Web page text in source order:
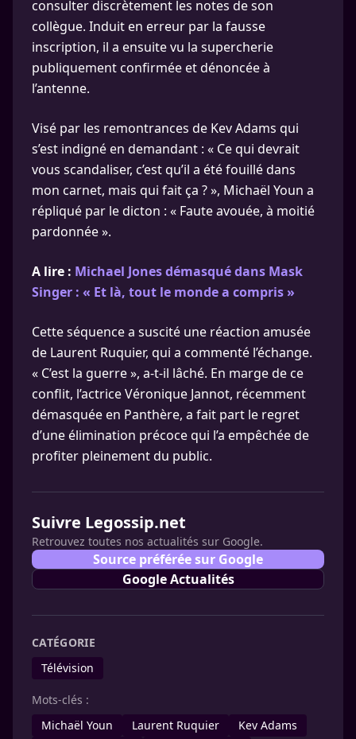
consulter discrètement les notes de son
collègue. Induit en erreur par la fausse
inscription, il a ensuite vu la supercherie
publiquement confirmée et dénoncée à
l’antenne.
Visé par les remontrances de Kev Adams qui
s’est indigné en demandant : « Ce qui devrait
vous scandaliser, c’est qu’il a été fouillé dans
mon carnet, mais qui fait ça ? », Michaël Youn a
répliqué par le dicton : « Faute avouée, à moitié
pardonnée ».
A lire : Michael Jones démasqué dans Mask
Singer : « Et là, tout le monde a compris »
Cette séquence a suscité une réaction amusée
de Laurent Ruquier, qui a commenté l’échange.
« C’est la guerre », a-t-il lâché. En marge de ce
conflit, l’actrice Véronique Jannot, récemment
démasquée en Panthère, a fait part le regret
d’une élimination précoce qui l’a empêchée de
profiter pleinement du public.
Suivre Legossip.net
Retrouvez toutes nos actualités sur Google.
Source préférée sur Google
Google Actualités
CATÉGORIE
Télévision
Mots-clés :
Michaël Youn
Laurent Ruquier
Kev Adams